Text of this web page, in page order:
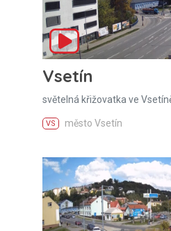
Vsetín
světelná křižovatka ve
VS město Vsetín